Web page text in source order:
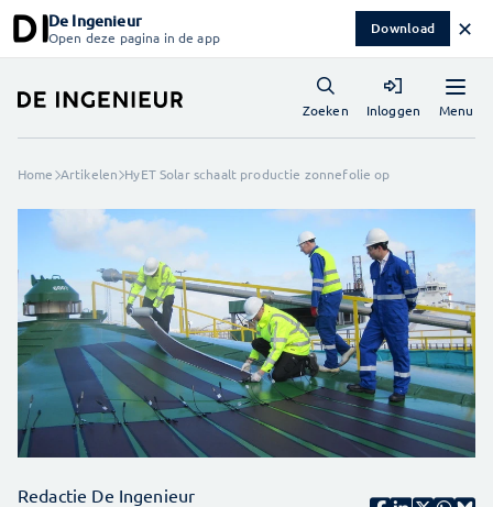
De Ingenieur
Open deze pagina in de app Download ✕
Menu
Zoeken Inloggen
Home Artikelen HyET Solar schaalt productie zonnefolie op
Redactie De Ingenieur